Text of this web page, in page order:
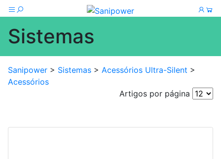
Sistemas
Sanipower > Sistemas > Acessórios Ultra-Silent >
Acessórios
Artigos por página